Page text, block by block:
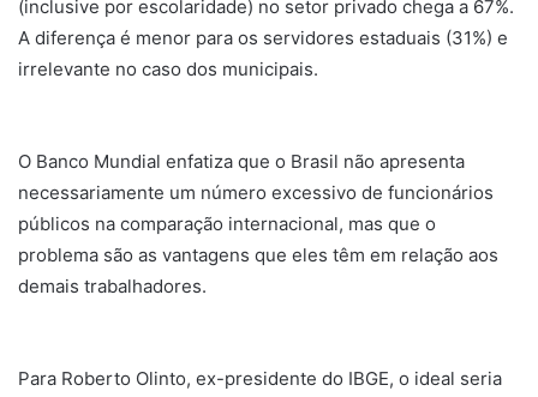
(inclusive por escolaridade) no setor privado chega a 67%.
A diferença é menor para os servidores estaduais (31%) e
irrelevante no caso dos municipais.
O Banco Mundial enfatiza que o Brasil não apresenta
necessariamente um número excessivo de funcionários
públicos na comparação internacional, mas que o
problema são as vantagens que eles têm em relação aos
demais trabalhadores.
Para Roberto Olinto, ex-presidente do IBGE, o ideal seria